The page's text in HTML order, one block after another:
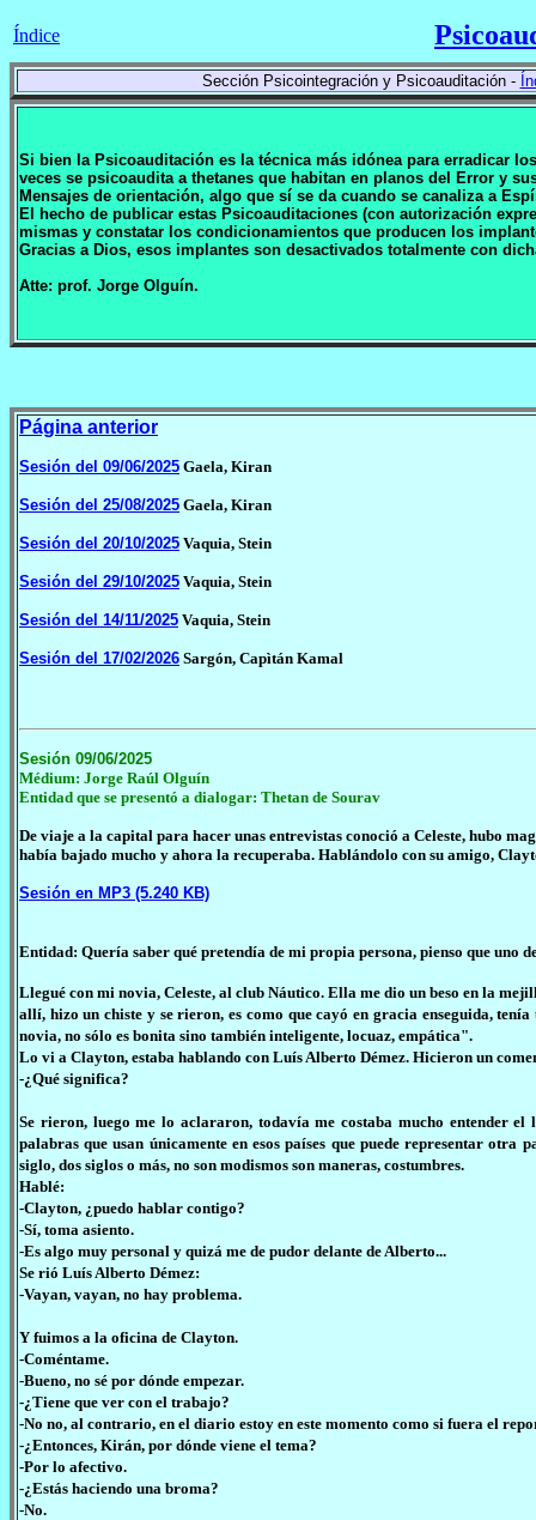
Índice
Sección Psicointegración y Psicoauditación -
Si bien la Psicoauditación es la técnica más idónea para erradicar
veces se psicoaudita a thetanes que habitan en planos del Error y
Mensajes de orientación, algo que sí se da cuando se canaliza a
El hecho de publicar estas Psicoauditaciones (con autorización
mismas y constatar los condicionamientos que producen los
Gracias a Dios, esos implantes son desactivados totalmente con
Atte: prof. Jorge Olguín.
Página anterior
Sesión del 09/06/2025 Gaela, Kiran
Sesión del 25/08/2025 Gaela, Kiran
Sesión del 20/10/2025 Vaquia, Stein
Sesión del 29/10/2025 Vaquia, Stein
Sesión del 14/11/2025 Vaquia, Stein
Sesión del 17/02/2026 Sargón, Capìtán Kamal
Sesión 09/06/2025
Médium: Jorge Raúl Olguín
Entidad que se presentó a dialogar: Thetan de Sourav
De viaje a la capital para hacer unas entrevistas conoció a Celeste, hubo
había bajado mucho y ahora la recuperaba. Hablándolo con su amigo,
Sesión en MP3 (5.240 KB)
Entidad: Quería saber qué pretendía de mi propia persona, pienso que uno
Llegué con mi novia, Celeste, al club Náutico. Ella me dio un beso en la
allí, hizo un chiste y se rieron, es como que cayó en gracia enseguida,
novia, no sólo es bonita sino también inteligente, locuaz, empática".
Lo vi a Clayton, estaba hablando con Luís Alberto Démez. Hicieron un
-¿Qué significa?
Se rieron, luego me lo aclararon, todavía me costaba mucho entender
palabras que usan únicamente en esos países que puede representar otra
siglo, dos siglos o más, no son modismos son maneras, costumbres.
Hablé:
-Clayton, ¿puedo hablar contigo?
-Sí, toma asiento.
-Es algo muy personal y quizá me de pudor delante de Alberto...
Se rió Luís Alberto Démez:
-Vayan, vayan, no hay problema.
Y fuimos a la oficina de Clayton.
-Coméntame.
-Bueno, no sé por dónde empezar.
-¿Tiene que ver con el trabajo?
-No no, al contrario, en el diario estoy en este momento como si fuera el
-¿Entonces, Kirán, por dónde viene el tema?
-Por lo afectivo.
-¿Estás haciendo una broma?
-No.